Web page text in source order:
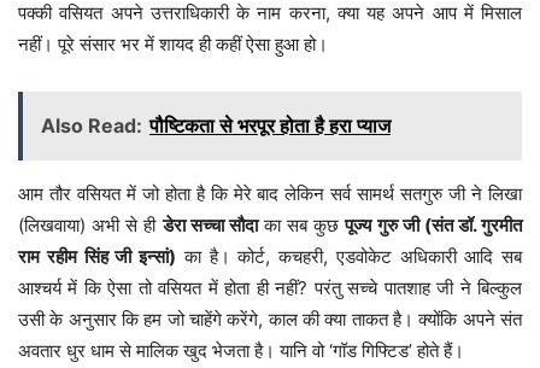
पक्की वसियत अपने उत्तराधिकारी के नाम करना, क्या यह अपने आप में मिसाल
नहीं। पूरे संसार भर में शायद ही कहीं ऐसा हुआ हो।
Also Read: पौष्टिकता से भरपूर होता है हरा प्याज
आम तौर वसियत में जो होता है कि मेरे बाद लेकिन सर्व सामर्थ सतगुरु जी ने लिखा
(लिखवाया) अभी से हीडेरा सच्चा सौदाका सब कुछपूज्य गुरु जी (संत डॉ. गुरमीत
राम रहीम सिंह जी इन्सां) का है। कोर्ट, कचहरी, एडवोकेट अधिकारी आदि सब
आश्चर्य में कि ऐसा तो वसियत में होता ही नहीं? परंतु सच्चे पातशाह जी ने बिल्कुल
उसी के अनुसार कि हम जो चाहेंगे करेंगे, काल की क्या ताकत है। क्योंकि अपने संत
अवतार धुर धाम से मालिक खुद भेजता है। यानि वो ‘गॉड गिफ्टिड’ होते हैं।